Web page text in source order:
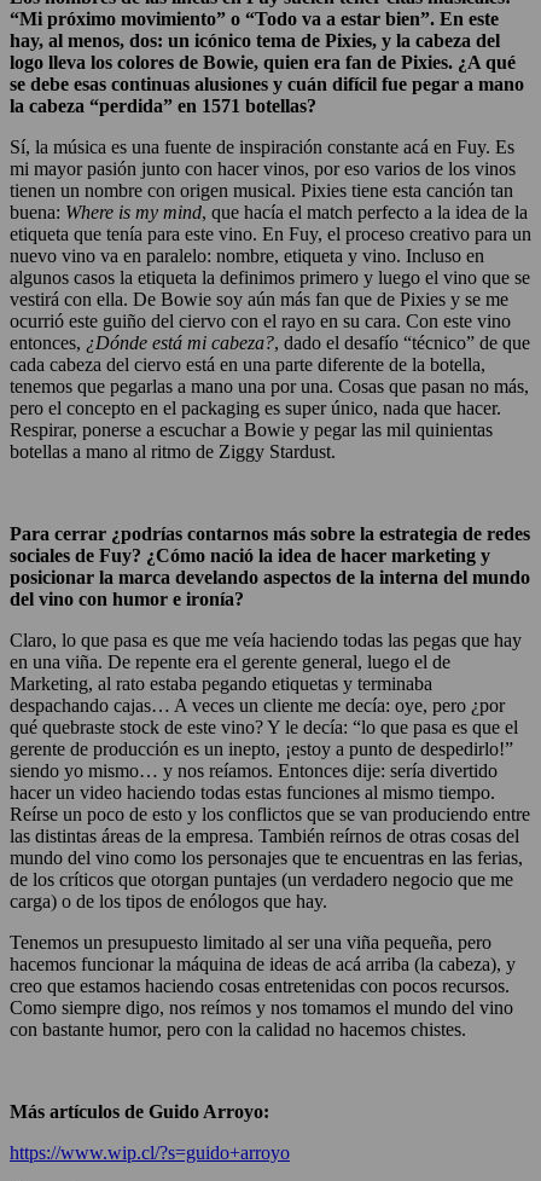
“Mi próximo movimiento” o “Todo va a estar bien”. En este
hay, al menos, dos: un icónico tema de Pixies, y la cabeza del
logo lleva los colores de Bowie, quien era fan de Pixies. ¿A qué
se debe esas continuas alusiones y cuán difícil fue pegar a mano
la cabeza “perdida” en 1571 botellas?
Sí, la música es una fuente de inspiración constante acá en Fuy. Es
mi mayor pasión junto con hacer vinos, por eso varios de los vinos
tienen un nombre con origen musical. Pixies tiene esta canción tan
buena: Where is my mind, que hacía el match perfecto a la idea de la
etiqueta que tenía para este vino. En Fuy, el proceso creativo para un
nuevo vino va en paralelo: nombre, etiqueta y vino. Incluso en
algunos casos la etiqueta la definimos primero y luego el vino que se
vestirá con ella. De Bowie soy aún más fan que de Pixies y se me
ocurrió este guiño del ciervo con el rayo en su cara. Con este vino
entonces, ¿Dónde está mi cabeza?, dado el desafío “técnico” de que
cada cabeza del ciervo está en una parte diferente de la botella,
tenemos que pegarlas a mano una por una. Cosas que pasan no más,
pero el concepto en el packaging es super único, nada que hacer.
Respirar, ponerse a escuchar a Bowie y pegar las mil quinientas
botellas a mano al ritmo de Ziggy Stardust.
Para cerrar ¿podrías contarnos más sobre la estrategia de redes
sociales de Fuy? ¿Cómo nació la idea de hacer marketing y
posicionar la marca develando aspectos de la interna del mundo
del vino con humor e ironía?
Claro, lo que pasa es que me veía haciendo todas las pegas que hay
en una viña. De repente era el gerente general, luego el de
Marketing, al rato estaba pegando etiquetas y terminaba
despachando cajas… A veces un cliente me decía: oye, pero ¿por
qué quebraste stock de este vino? Y le decía: “lo que pasa es que el
gerente de producción es un inepto, ¡estoy a punto de despedirlo!”
siendo yo mismo… y nos reíamos. Entonces dije: sería divertido
hacer un video haciendo todas estas funciones al mismo tiempo.
Reírse un poco de esto y los conflictos que se van produciendo entre
las distintas áreas de la empresa. También reírnos de otras cosas del
mundo del vino como los personajes que te encuentras en las ferias,
de los críticos que otorgan puntajes (un verdadero negocio que me
carga) o de los tipos de enólogos que hay.
Tenemos un presupuesto limitado al ser una viña pequeña, pero
hacemos funcionar la máquina de ideas de acá arriba (la cabeza), y
creo que estamos haciendo cosas entretenidas con pocos recursos.
Como siempre digo, nos reímos y nos tomamos el mundo del vino
con bastante humor, pero con la calidad no hacemos chistes.
Más artículos de Guido Arroyo:
https://www.wip.cl/?s=guido+arroyo